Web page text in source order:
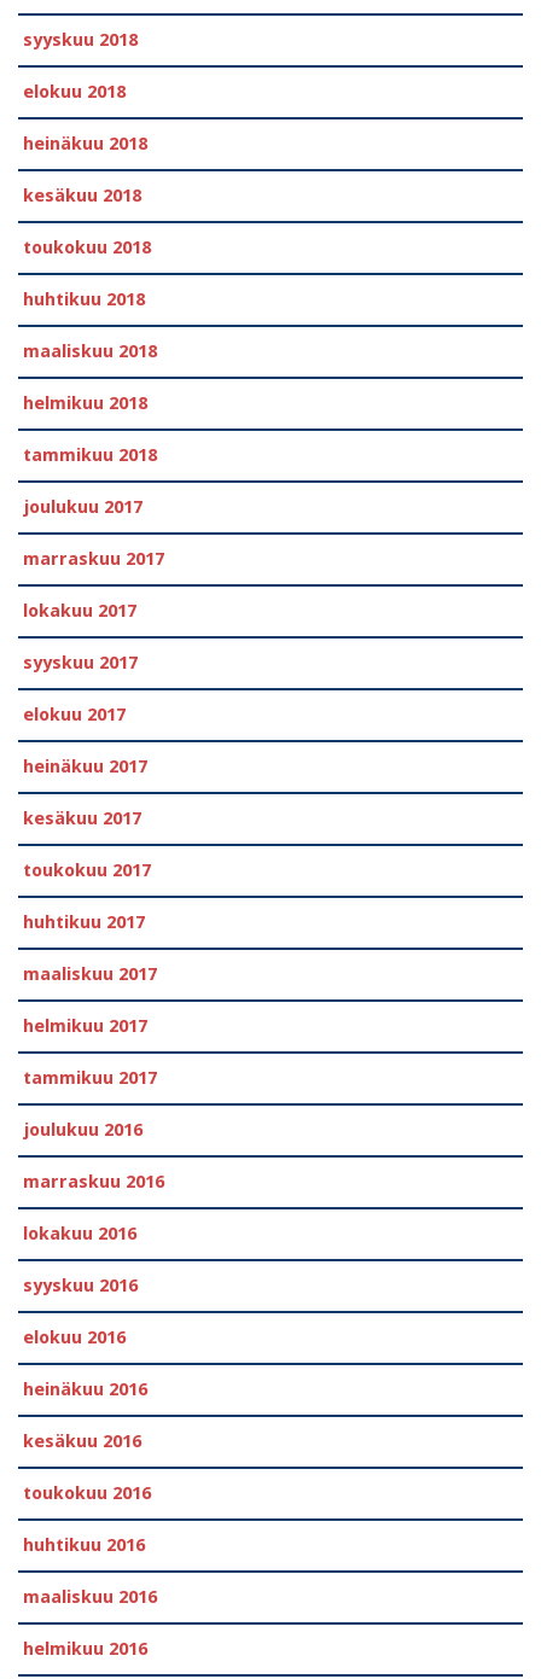
syyskuu 2018
elokuu 2018
heinäkuu 2018
kesäkuu 2018
toukokuu 2018
huhtikuu 2018
maaliskuu 2018
helmikuu 2018
tammikuu 2018
joulukuu 2017
marraskuu 2017
lokakuu 2017
syyskuu 2017
elokuu 2017
heinäkuu 2017
kesäkuu 2017
toukokuu 2017
huhtikuu 2017
maaliskuu 2017
helmikuu 2017
tammikuu 2017
joulukuu 2016
marraskuu 2016
lokakuu 2016
syyskuu 2016
elokuu 2016
heinäkuu 2016
kesäkuu 2016
toukokuu 2016
huhtikuu 2016
maaliskuu 2016
helmikuu 2016